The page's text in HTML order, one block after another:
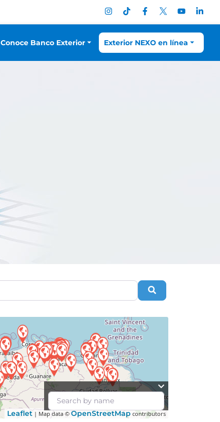
Conoce Banco Exterior Exterior NEXO en línea
Search
Leaflet | Map data © OpenStreetMap contributors